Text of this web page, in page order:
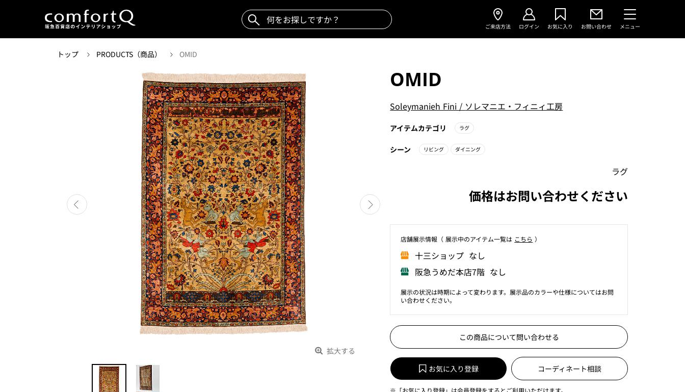
ご来店方法 ログイン お気に入り お問い合わせ メニュー
トップ PRODUCTS（商品） OMID
拡大する
OMID
Soleymanieh Fini / ソレマニエ・フィニィ工房
アイテムカテゴリ ラグ
シーン リビング ダイニング
ラグ
価格はお問い合わせください
店舗展⽰情報（ 展⽰中のアイテム⼀覧は こちら ）
⼗三ショップ なし
阪急うめだ本店7階 なし
展示の状況は時期によって変わります。展示品のカラーや仕様についてはお問
い合わせください。
この商品について問い合わせる
お気に入り登録 コーディネート相談
※「お気に入り登録」は会員登録をするとご利用いただけます。